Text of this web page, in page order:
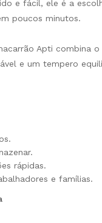
e fácil, ele é a
poucos minutos.
Apti combina
e um tempero
rápidas.
e famílias.